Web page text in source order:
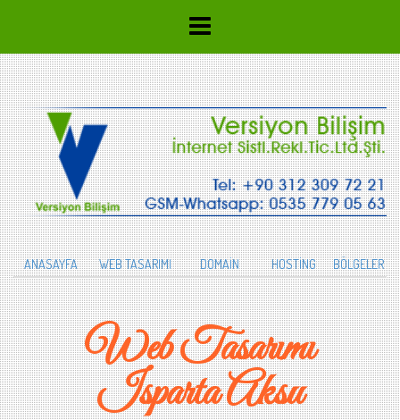
ANASAYFA WEB TASARIMI DOMAİN HOSTİNG BÖLGELER
Web Tasarımı
Isparta Aksu